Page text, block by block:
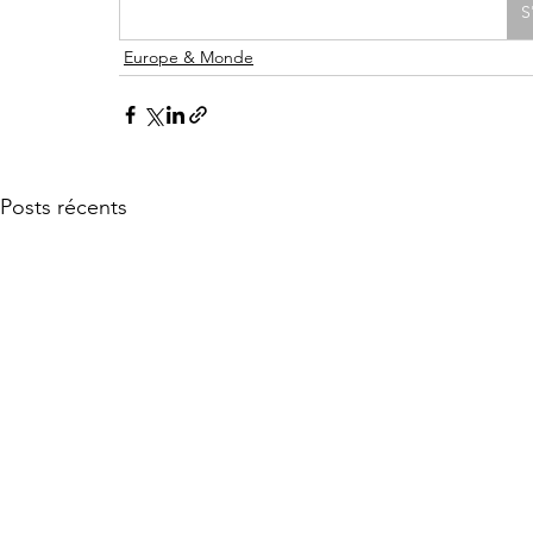
Europe & Monde
Posts récents